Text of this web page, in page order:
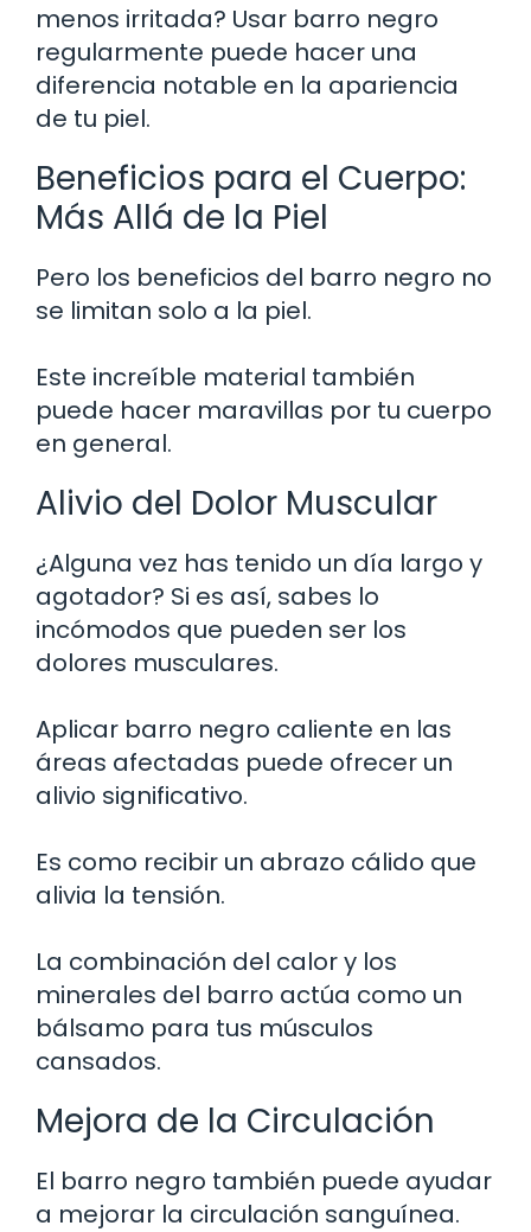
menos irritada? Usar barro negro
regularmente puede hacer una
diferencia notable en la apariencia
de tu piel.
Beneficios para el Cuerpo:
Más Allá de la Piel
Pero los beneficios del barro negro no
se limitan solo a la piel.
Este increíble material también
puede hacer maravillas por tu cuerpo
en general.
Alivio del Dolor Muscular
¿Alguna vez has tenido un día largo y
agotador? Si es así, sabes lo
incómodos que pueden ser los
dolores musculares.
Aplicar barro negro caliente en las
áreas afectadas puede ofrecer un
alivio significativo.
Es como recibir un abrazo cálido que
alivia la tensión.
La combinación del calor y los
minerales del barro actúa como un
bálsamo para tus músculos
cansados.
Mejora de la Circulación
El barro negro también puede ayudar
a mejorar la circulación sanguínea.